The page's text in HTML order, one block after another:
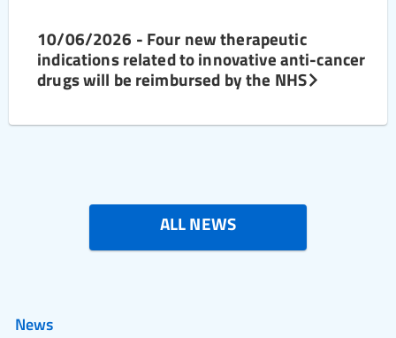
10/06/2026 - Four new therapeutic
indications related to innovative anti-cancer
drugs will be reimbursed by the NHS
ALL NEWS
News